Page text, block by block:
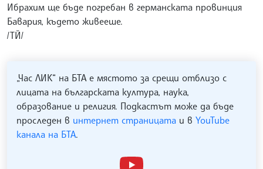
Ибрахим ще бъде погребан в германската провинция
Бавария, където живееше.
/ТЙ/
„Час ЛИК“ на БТА е мястото за срещи отблизо с
лицата на българската култура, наука,
образование и религия. Подкастът може да бъде
проследен в интернет страницата и в YouTube
канала на БТА.